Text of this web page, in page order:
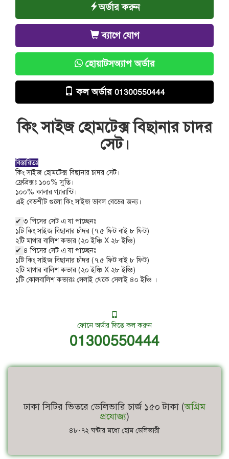
অর্ডার করুন
ব্যাগে যোগ
হোয়াটসঅ্যাপ অর্ডার
কল অর্ডার 01300550444
কিং সাইজ হোমটেক্স বিছানার চাদর
সেট।
বিস্তারিতঃ
কিং সাইজ হোমটেক্স বিছানার চাদর সেট।
ফ্রেব্রিক্সঃ ১০০% সুতি।
১০০% কালার গ্যারান্টি।
এই বেডশীট গুলো কিং সাইজ ডাবল বেডের জন্য।
✔ ৩ পিসের সেট এ যা পাচ্ছেনঃ
১টি কিং সাইজ বিছানার চাঁদর (৭.৫ ফিট বাই ৮ ফিট)
২টি মাথার বালিশ কভার (২০ ইঞ্চি X ২৮ ইঞ্চি)
✔ ৪ পিসের সেট এ যা পাচ্ছেনঃ
১টি কিং সাইজ বিছানার চাঁদর (৭.৫ ফিট বাই ৮ ফিট)
২টি মাথার বালিশ কভার (২০ ইঞ্চি X ২৮ ইঞ্চি)
১টি কোলবালিশ কভারঃ সেলাই থেকে সেলাই ৪০ ইঞ্চি ।
ফোনে অর্ডার দিতে কল করুন
01300550444
ঢাকা সিটির ভিতরে ডেলিভারি চার্জ ১৫০ টাকা (অগ্রিম
প্রযোজ্য)
৪৮-৭২ ঘন্টার মধ্যে হোম ডেলিভারী